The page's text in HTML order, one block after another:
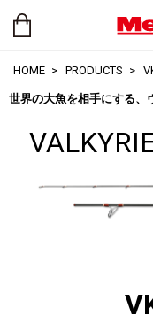
HOME PRODUCTS
世界の大魚を相手にする、